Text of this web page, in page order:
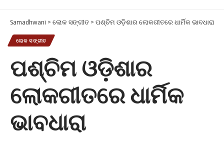
Samadhwani > ଲୋକ ସଙ୍ଗୀତ > ପଶ୍ଚିମ ଓଡ଼ିଶାର ଲୋକଗୀତରେ ଧାର୍ମିକ ଭାବଧାରା
ଲୋକ ସଙ୍ଗୀତ
ପଶ୍ଚିମ ଓଡ଼ିଶାର
ଲୋକଗୀତରେ ଧାର୍ମିକ
ଭାବଧାରା